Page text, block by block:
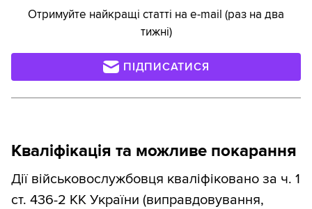
Отримуйте найкращі статті на e-mail (раз на два
тижні)
ПІДПИСАТИСЯ
Кваліфікація та можливе покарання
Дії військовослужбовця кваліфіковано за ч. 1
ст. 436-2 КК України (виправдовування,